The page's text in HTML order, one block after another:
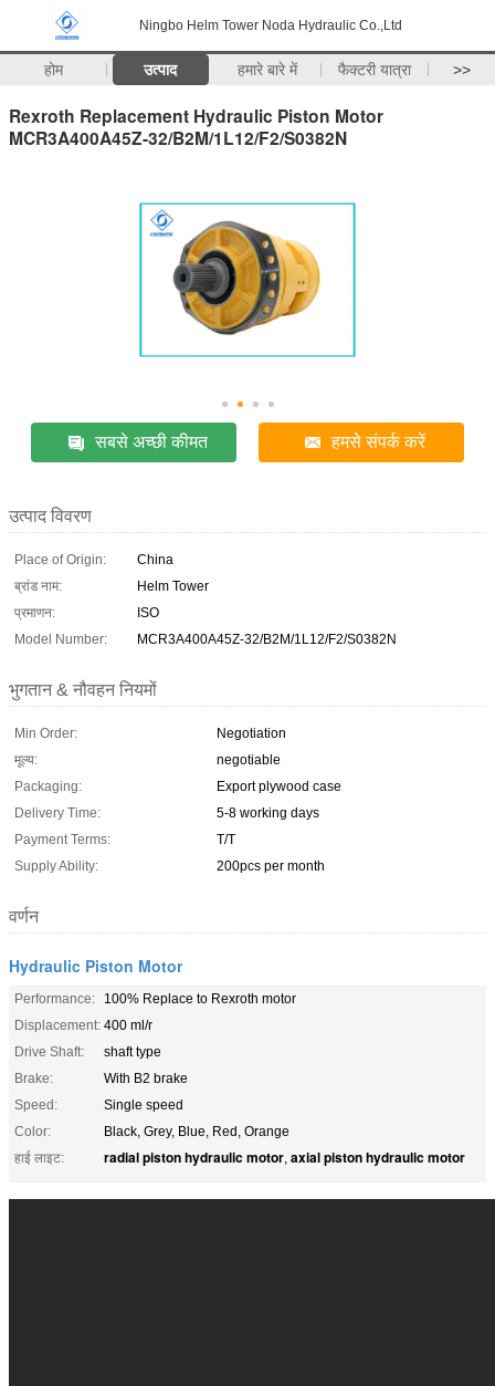
Ningbo Helm Tower Noda Hydraulic Co.,Ltd
होम उत्पाद हमारे बारे में फैक्टरी यात्रा >>
Rexroth Replacement Hydraulic Piston Motor
MCR3A400A45Z-32/B2M/1L12/F2/S0382N
सबसे अच्छी कीमत हमसे संपर्क करें
उत्पाद विवरण
Place of Origin:
China
ब्रांड नाम:
Helm Tower
प्रमाणन:
ISO
Model Number:
MCR3A400A45Z-32/B2M/1L12/F2/S0382N
भुगतान & नौवहन नियमों
Min Order:
Negotiation
मूल्य:
negotiable
Packaging:
Export plywood case
Delivery Time:
5-8 working days
Payment Terms:
T/T
Supply Ability:
200pcs per month
वर्णन
Hydraulic Piston Motor
Performance:
100% Replace to Rexroth motor
Displacement: 400 ml/r
Drive Shaft:
shaft type
Brake:
With B2 brake
Speed:
Single speed
Color:
Black, Grey, Blue, Red, Orange
हाई लाइट:
radial piston hydraulic motor, axial piston hydraulic motor